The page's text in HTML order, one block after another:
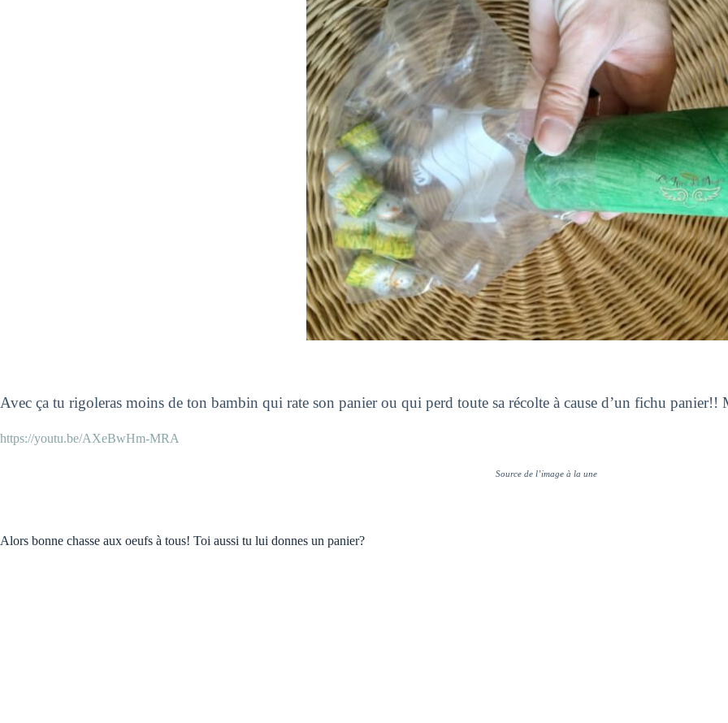
Avec ça tu rigoleras moins de ton bambin qui rate son panier ou qui perd toute sa récolte à cause d’un fichu panier!!
https://youtu.be/AXeBwHm-MRA
Source de l’image à la une
Alors bonne chasse aux oeufs à tous! Toi aussi tu lui donnes un panier?